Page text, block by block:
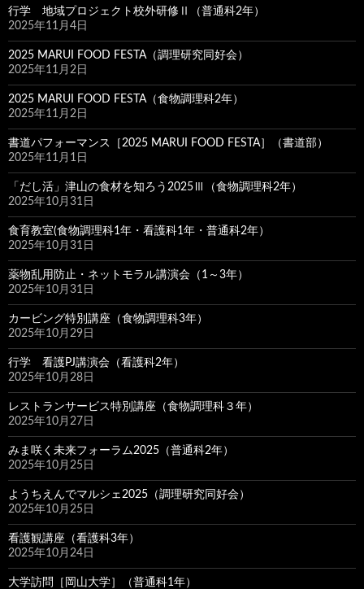
行学 地域プロジェクト校外研修Ⅱ（普通科2年）
2025年11月4日
2025 MARUI FOOD FESTA（調理研究同好会）
2025年11月2日
2025 MARUI FOOD FESTA（食物調理科2年）
2025年11月2日
書道パフォーマンス［2025 MARUI FOOD FESTA］（書道部）
2025年11月1日
「だし活」津山の食材を知ろう2025Ⅲ（食物調理科2年）
2025年10月31日
食育教室(食物調理科1年・看護科1年・普通科2年）
2025年10月31日
薬物乱用防止・ネットモラル講演会（1～3年）
2025年10月31日
カービング特別講座（食物調理科3年）
2025年10月29日
行学 看護PJ講演会（看護科2年）
2025年10月28日
レストランサービス特別講座（食物調理科３年）
2025年10月27日
みま咲く未来フォーラム2025（普通科2年）
2025年10月25日
ようちえんでマルシェ2025（調理研究同好会）
2025年10月25日
看護観講座（看護科3年）
2025年10月24日
大学訪問［岡山大学］（普通科1年）